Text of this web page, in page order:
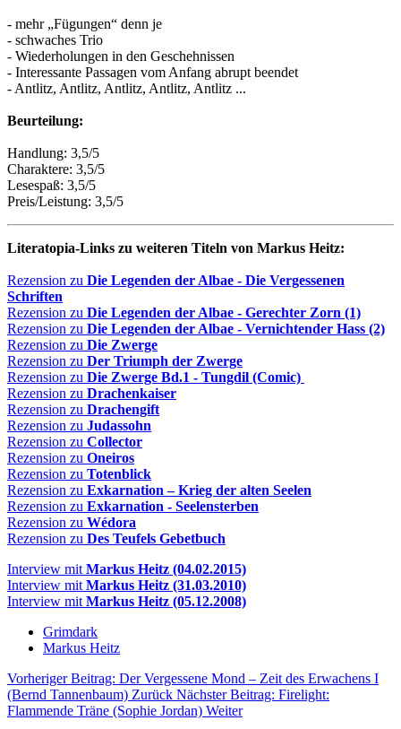
- mehr „Fügungen“ denn je
- schwaches Trio
- Wiederholungen in den Geschehnissen
- Interessante Passagen vom Anfang abrupt beendet
- Antlitz, Antlitz, Antlitz, Antlitz, Antlitz ...
Beurteilung:
Handlung: 3,5/5
Charaktere: 3,5/5
Lesespaß: 3,5/5
Preis/Leistung: 3,5/5
Literatopia-Links zu weiteren Titeln von Markus Heitz:
Rezension zu Die Legenden der Albae - Die Vergessenen
Schriften
Rezension zu Die Legenden der Albae - Gerechter Zorn (1)
Rezension zu Die Legenden der Albae - Vernichtender Hass (2)
Rezension zu Die Zwerge
Rezension zu Der Triumph der Zwerge
Rezension zu Die Zwerge Bd.1 - Tungdil (Comic)
Rezension zu Drachenkaiser
Rezension zu Drachengift
Rezension zu Judassohn
Rezension zu Collector
Rezension zu Oneiros
Rezension zu Totenblick
Rezension zu Exkarnation – Krieg der alten Seelen
Rezension zu Exkarnation - Seelensterben
Rezension zu Wédora
Rezension zu Des Teufels Gebetbuch
Interview mit Markus Heitz (04.02.2015)
Interview mit Markus Heitz (31.03.2010)
Interview mit Markus Heitz (05.12.2008)
Grimdark
Markus Heitz
Vorheriger Beitrag: Der Vergessene Mond – Zeit des Erwachens I
(Bernd Tannenbaum) Zurück Nächster Beitrag: Firelight:
Flammende Träne (Sophie Jordan) Weiter